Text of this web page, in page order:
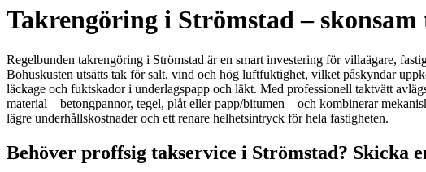
Takrengöring i Strömstad –
Regelbunden takrengöring i Strömstad är en smart investering för villaägare,
Bohuskusten utsätts tak för salt, vind och hög luftfuktighet, vilket påskyndar
läckage och fuktskador i underlagspapp och läkt. Med professionell taktvätt
material – betongpannor, tegel, plåt eller papp/bitumen – och kombinerar
lägre underhållskostnader och ett renare helhetsintryck för hela fastigheten.
Behöver proffsig takservice i Strömstad?